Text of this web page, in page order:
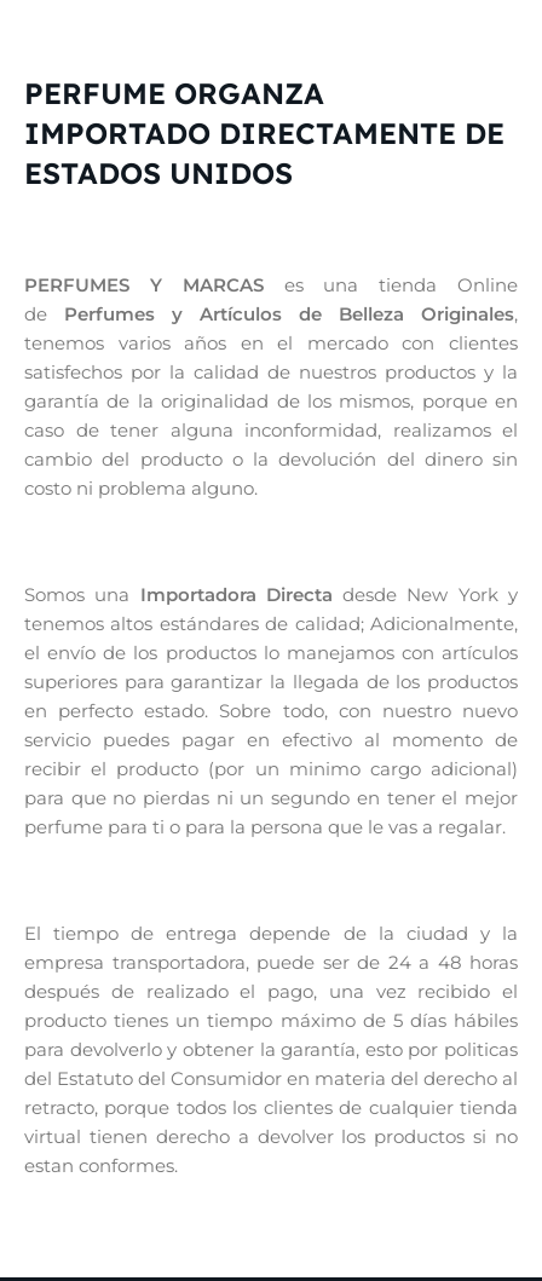
PERFUME ORGANZA
IMPORTADO DIRECTAMENTE DE
ESTADOS UNIDOS
PERFUMES Y MARCASes una tienda Online
de Perfumes y Artículos de Belleza Originales,
tenemos varios años en el mercado con clientes
satisfechos por la calidad de nuestros productos y la
garantía de la originalidad de los mismos, porque en
caso de tener alguna inconformidad, realizamos el
cambio del producto o la devolución del dinero sin
costo ni problema alguno.
Somos una Importadora Directa desde New York y
tenemos altos estándares de calidad; Adicionalmente,
el envío de los productos lo manejamos con artículos
superiores para garantizar la llegada de los productos
en perfecto estado. Sobre todo, con nuestro nuevo
servicio puedes pagar en efectivo al momento de
recibir el producto (por un minimo cargo adicional)
para que no pierdas ni un segundo en tener el mejor
perfume para ti o para la persona que le vas a regalar.
El tiempo de entrega depende de la ciudad y la
empresa transportadora, puede ser de 24 a 48 horas
después de realizado el pago, una vez recibido el
producto tienes un tiempo máximo de 5 días hábiles
para devolverlo y obtener la garantía, esto por politicas
del Estatuto del Consumidor en materia del derecho al
retracto, porque todos los clientes de cualquier tienda
virtual tienen derecho a devolver los productos si no
estan conformes.